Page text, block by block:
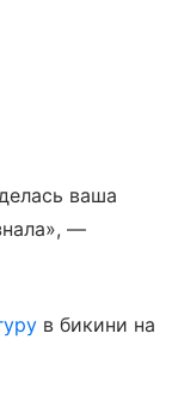
ваша
—
в бикини на